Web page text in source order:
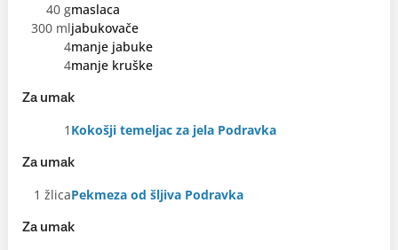
40 gmaslaca
300 mljabukovače
4manje jabuke
4manje kruške
Za umak
1 Kokošji temeljac za jela Podravka
Za umak
1 žlicaPekmeza od šljiva Podravka
Za umak